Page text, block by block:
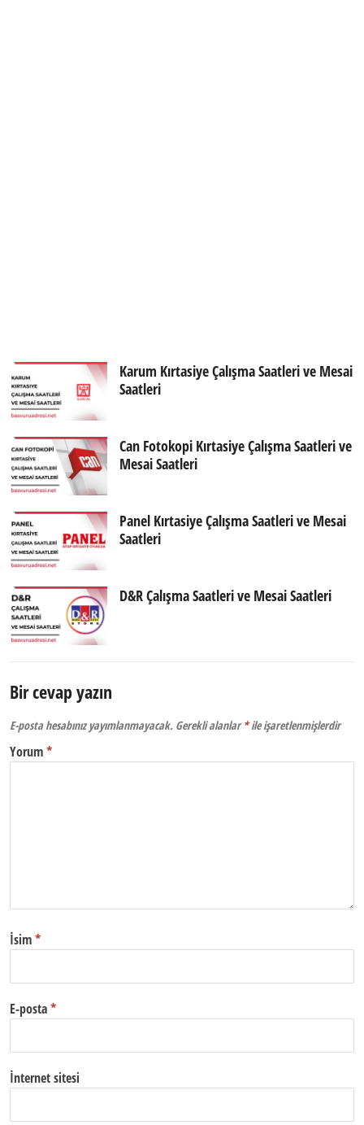
Karum Kırtasiye Çalışma Saatleri ve Mesai
Saatleri
Can Fotokopi Kırtasiye Çalışma Saatleri ve
Mesai Saatleri
Panel Kırtasiye Çalışma Saatleri ve Mesai
Saatleri
D&R Çalışma Saatleri ve Mesai Saatleri
Bir cevap yazın
E-posta hesabınız yayımlanmayacak. Gerekli alanlar*ile işaretlenmişlerdir
Yorum*
İsim*
E-posta*
İnternet sitesi